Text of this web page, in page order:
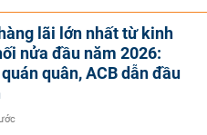
lãi lớn nhất từ kinh
nửa đầu năm 2026:
quân, ACB dẫn đầu